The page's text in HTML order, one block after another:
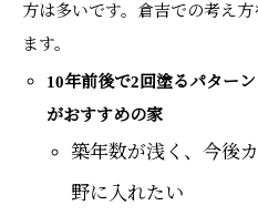
方は多いです。倉吉での考え
ます。
10年前後で2回塗るパター
がおすすめの家
築年数が浅く、今後
野に入れたい